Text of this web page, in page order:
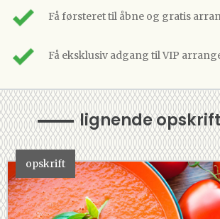
Få førsteret til åbne og gratis
Få eksklusiv adgang til VIP
lignende
opskrift